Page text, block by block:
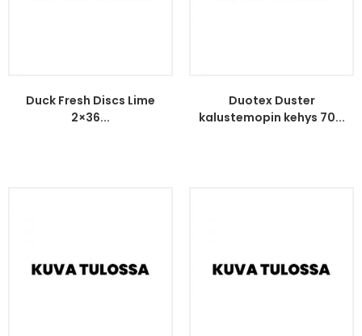
Duck Fresh Discs Lime
2×36...
Duotex Duster
kalustemopin kehys 70...